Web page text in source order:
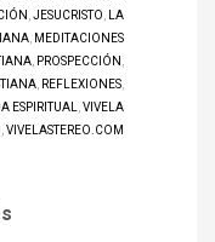
JESUCRISTO
LA
MEDITACIONES
PROSPECCIÓN
REFLEXIONES
ESPIRITUAL
VIVELA
VIVELASTEREO.COM